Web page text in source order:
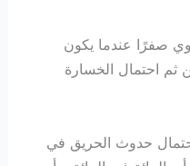
صفرًا عندما يكون
ثم احتمال الخسارة
احتمال حدوث الحريق في